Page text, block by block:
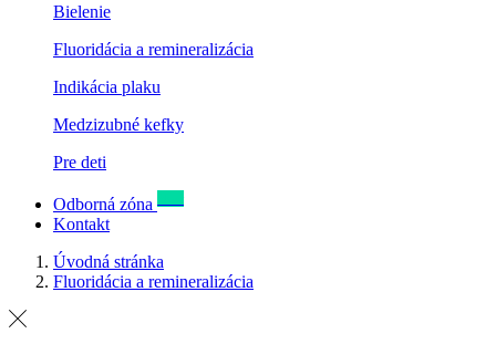
Bielenie
Fluoridácia a remineralizácia
Indikácia plaku
Medzizubné kefky
Pre deti
Odborná zóna
Kontakt
Úvodná stránka
Fluoridácia a remineralizácia